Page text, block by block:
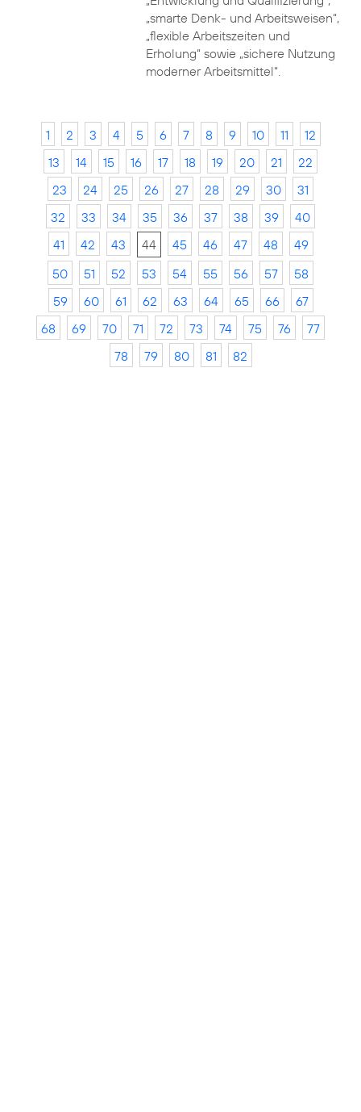
„smarte Denk- und Arbeitsweisen“,
„flexible Arbeitszeiten und
Erholung“ sowie „sichere Nutzung
moderner Arbeitsmittel“.
1 2 3 4 5 6 7 8 9 10 11
12
13
14 15 16 17 18 19 20 21
22
23
24 25 26 27 28 29 30
31
32
33 34 35 36 37 38 39
40
41
42 43 44 45 46 47 48
49
50
51 52 53 54 55 56 57
58
59
60 61 62 63 64 65 66
67
68
69 70 71 72 73 74 75 76
77
78
79 80 81 82